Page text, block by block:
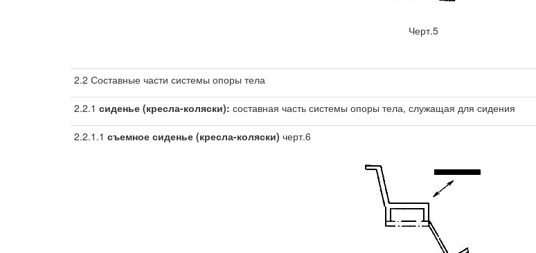
Черт.5
2.2 Составные части системы опоры тела
2.2.1 сиденье (кресла-коляски): составная часть системы опоры тела, служащая для сидения
2.2.1.1 съемное сиденье (кресла-коляски) черт.6